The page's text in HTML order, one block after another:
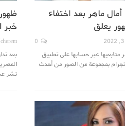
ماهر بعد اختفاء
يعلق
متابعيها عبر حسابها على تطبيق
بمجموعة من الصور من أحدث
خبر
بعد
نشر